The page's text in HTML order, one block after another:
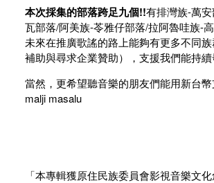
本次採集的部落跨足九個!!有排灣族-萬
瓦部落/阿美族-苓雅仔部落/拉阿魯哇族-
未來在推廣歌謠的路上能夠有更多不同
補助與尋求企業贊助），支援我們能持
當然，更希望聽音樂的朋友們能用新台
malji masalu
「本專輯獲原住民族委員會影視音樂文